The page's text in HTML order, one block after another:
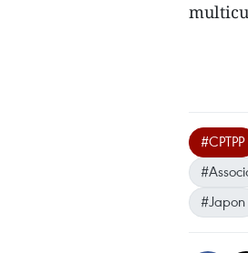
#CPTPP
#Japon